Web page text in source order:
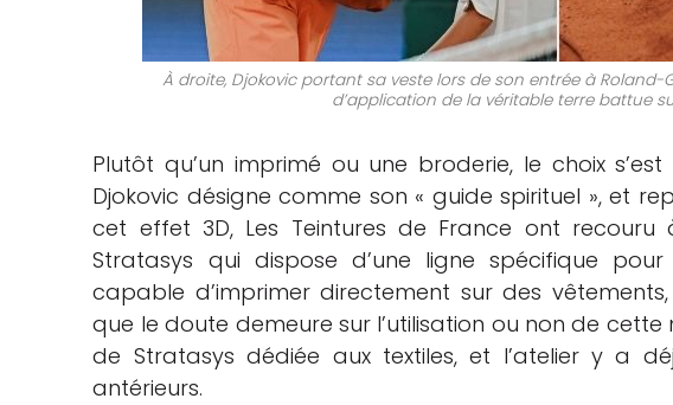
À droite, Djokovic portant sa veste lors de son entrée à Roland-
d’application de la véritable terre battue
Plutôt qu’un imprimé ou une broderie, le choix
Djokovic désigne comme son « guide spirituel », et
cet effet 3D, Les Teintures de France ont recouru
Stratasys qui dispose d’une ligne spécifique
capable d’imprimer directement sur des
que le doute demeure sur l’utilisation ou non de cette
de Stratasys dédiée aux textiles, et l’atelier y a
antérieurs.